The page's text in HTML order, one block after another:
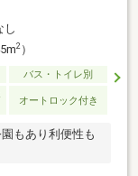
し
2）
バス・トイレ別
オートロック付き
もあり利便性も